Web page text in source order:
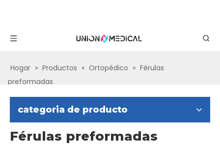
Hogar » Productos » Ortopédico » Férulas
preformadas
categoria de producto
Férulas preformadas